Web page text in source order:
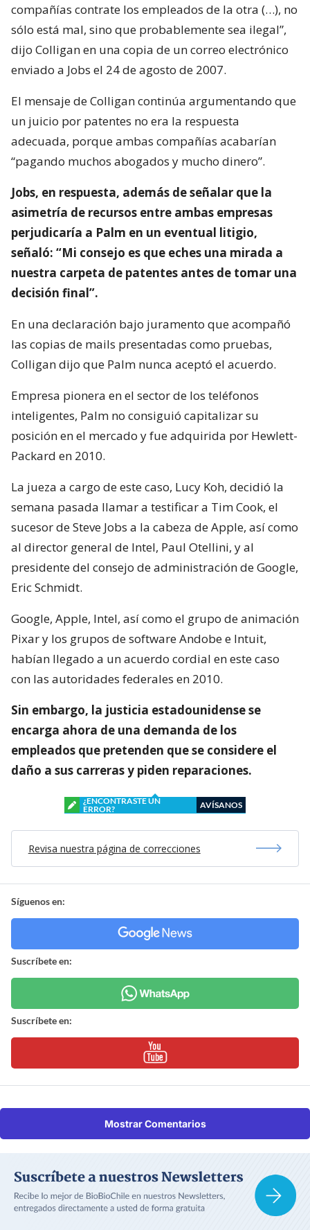
compañías contrate los empleados de la otra (…), no
sólo está mal, sino que probablemente sea ilegal”,
dijo Colligan en una copia de un correo electrónico
enviado a Jobs el 24 de agosto de 2007.
El mensaje de Colligan continúa argumentando que
un juicio por patentes no era la respuesta
adecuada, porque ambas compañías acabarían
“pagando muchos abogados y mucho dinero”.
Jobs, en respuesta, además de señalar que la
asimetría de recursos entre ambas empresas
perjudicaría a Palm en un eventual litigio,
señaló: “Mi consejo es que eches una mirada a
nuestra carpeta de patentes antes de tomar una
decisión final”.
En una declaración bajo juramento que acompañó
las copias de mails presentadas como pruebas,
Colligan dijo que Palm nunca aceptó el acuerdo.
Empresa pionera en el sector de los teléfonos
inteligentes, Palm no consiguió capitalizar su
posición en el mercado y fue adquirida por Hewlett-
Packard en 2010.
La jueza a cargo de este caso, Lucy Koh, decidió la
semana pasada llamar a testificar a Tim Cook, el
sucesor de Steve Jobs a la cabeza de Apple, así como
al director general de Intel, Paul Otellini, y al
presidente del consejo de administración de Google,
Eric Schmidt.
Google, Apple, Intel, así como el grupo de animación
Pixar y los grupos de software Andobe e Intuit,
habían llegado a un acuerdo cordial en este caso
con las autoridades federales en 2010.
Sin embargo, la justicia estadounidense se
encarga ahora de una demanda de los
empleados que pretenden que se considere el
daño a sus carreras y piden reparaciones.
¿ENCONTRASTE UN
ERROR?
AVÍSANOS
Revisa nuestra página de correcciones
Síguenos en:
Suscríbete en:
Suscríbete en:
Mostrar Comentarios